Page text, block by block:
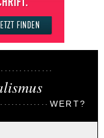
WERT?